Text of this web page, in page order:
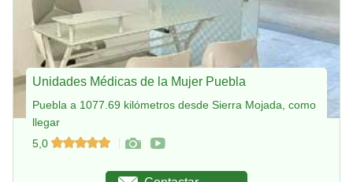
Unidades Médicas de la Mujer Puebla
Puebla a 1077.69 kilómetros desde Sierra Mojada, como
llegar
5,0